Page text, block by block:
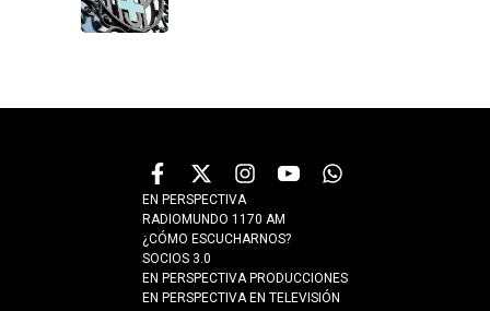
EN PERSPECTIVA
RADIOMUNDO 1170 AM
¿CÓMO ESCUCHARNOS?
SOCIOS 3.0
EN PERSPECTIVA PRODUCCIONES
EN PERSPECTIVA EN TELEVISIÓN